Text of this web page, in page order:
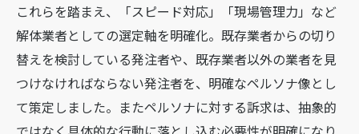
これらを踏まえ、「スピード対応」「現場管理力」など
解体業者としての選定軸を明確化。既存業者からの切り
替えを検討している発注者や、既存業者以外の業者を見
つけなければならない発注者を、明確なペルソナ像とし
て策定しました。またペルソナに対する訴求は、抽象的